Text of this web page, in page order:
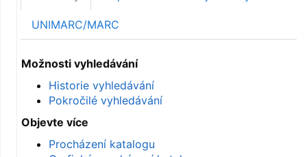
UNIMARC/MARC
Možnosti vyhledávání
Historie vyhledávání
Pokročilé vyhledávání
Objevte více
Procházení katalogu